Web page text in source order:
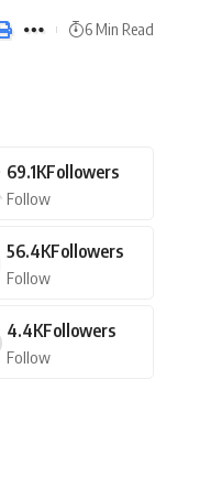
6 Min Read
69.1KFollowers
Follow
56.4KFollowers
Follow
4.4KFollowers
Follow